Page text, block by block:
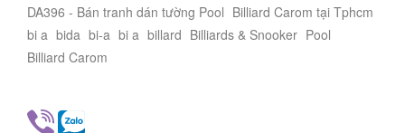
DA396 - Bán tranh dán tường Pool Billiard Carom tại Tphcm
bi a bida bi-a bi a billard Billiards & Snooker Pool
Billiard Carom